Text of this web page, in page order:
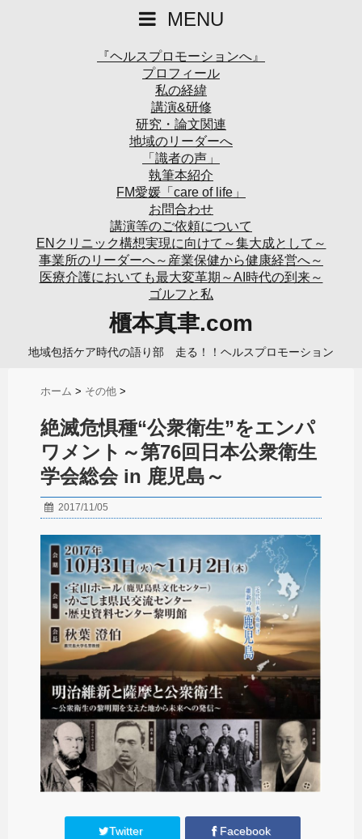
MENU
『ヘルスプロモーションへ』
プロフィール
私の経緯
講演&研修
研究・論文関連
地域のリーダーへ
「識者の声」
執筆本紹介
FM愛媛「care of life」
お問合わせ
講演等のご依頼について
ENクリニック構想実現に向けて～集大成として～
事業所のリーダーへ～産業保健から健康経営へ～
医療介護においても最大変革期～AI時代の到来～
ゴルフと私
櫃本真聿.com
地域包括ケア時代の語り部 走る！！ヘルスプロモーション
ホーム > その他 >
絶滅危惧種“公衆衛生”をエンパ
ワメント～第76回日本公衆衛生
学会総会 in 鹿児島～
2017/11/05
Twitter Facebook